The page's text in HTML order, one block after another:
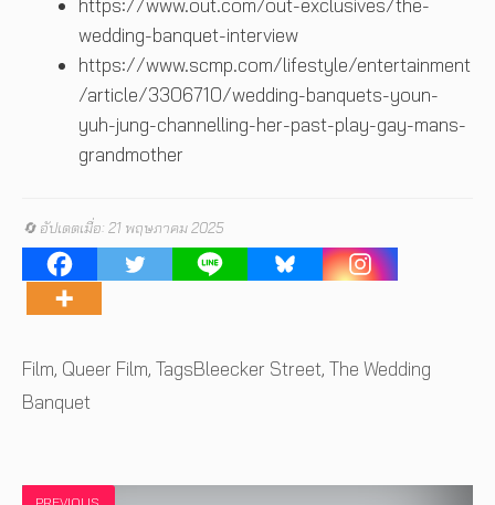
https://www.out.com/out-exclusives/the-
wedding-banquet-interview
https://www.scmp.com/lifestyle/entertainment
/article/3306710/wedding-banquets-youn-
yuh-jung-channelling-her-past-play-gay-mans-
grandmother
🔄 อัปเดตเมื่อ: 21 พฤษภาคม 2025
Tags
Film, Queer Film, TagsBleecker Street, The Wedding
Banquet